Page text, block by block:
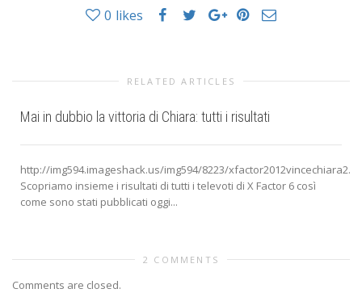
0 likes
RELATED ARTICLES
Mai in dubbio la vittoria di Chiara: tutti i risultati
http://img594.imageshack.us/img594/8223/
Scopriamo insieme i risultati di tutti i televoti di X Factor 6 così
come sono stati pubblicati oggi...
2 COMMENTS
Comments are closed.